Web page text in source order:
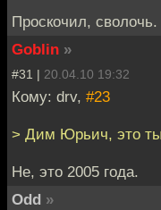
Проскочил, сволочь.
Goblin »
#31 | 20.04.10 19:32
Кому: drv, #23
> Дим Юрьич, это
Не, это 2005 года.
Odd »